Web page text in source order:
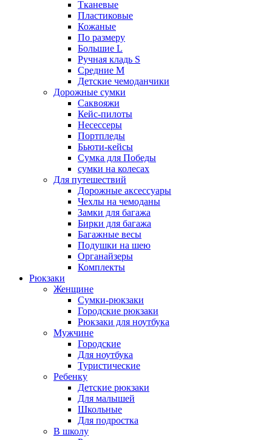
Тканевые
Пластиковые
Кожаные
По размеру
Большие L
Ручная кладь S
Средние M
Детские чемоданчики
Дорожные сумки
Саквояжи
Кейс-пилоты
Несессеры
Портпледы
Бьюти-кейсы
Сумка для Победы
сумки на колесах
Для путешествий
Дорожные аксессуары
Чехлы на чемоданы
Замки для багажа
Бирки для багажа
Багажные весы
Подушки на шею
Органайзеры
Комплекты
Рюкзаки
Женщине
Сумки-рюкзаки
Городские рюкзаки
Рюкзаки для ноутбука
Мужчине
Городские
Для ноутбука
Туристические
Ребенку
Детские рюкзаки
Для малышей
Школьные
Для подростка
В школу